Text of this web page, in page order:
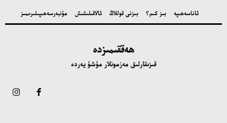
ئاناسەھىپە بىز كىم؟ بىزنى قوللاڭ ئالاقىلىشىش مۇنبەرسەھىپىلىرىمىز
ھەققىمىزدە
قىزىقارلىق مەزمونلار مۇشۇ يەردە